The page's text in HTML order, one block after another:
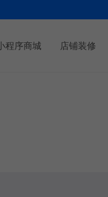
程序商城 店铺装修